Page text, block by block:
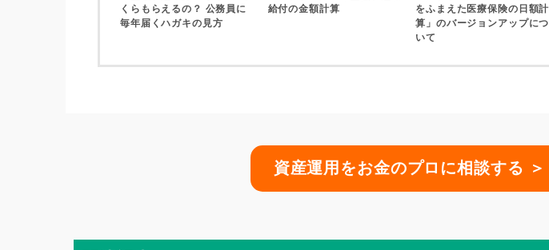
くらもらえるの？ 公務員に
毎年届くハガキの見方
給付の金額計算
をふまえた医療保険の日額計
算」のバージョンアップにつ
いて
資産運用をお金のプロに相談する ＞